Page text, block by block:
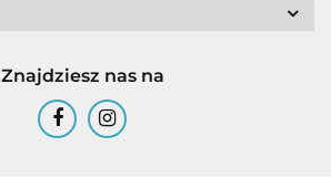
Znajdziesz nas na